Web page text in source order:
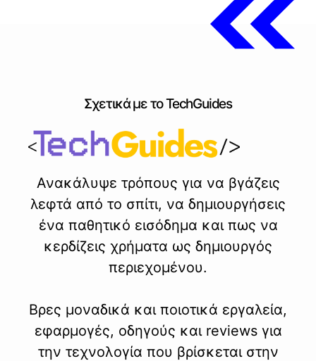
Σχετικά με το TechGuides
Ανακάλυψε τρόπους για να βγάζεις
λεφτά από το σπίτι, να δημιουργήσεις
ένα παθητικό εισόδημα και πως να
κερδίζεις χρήματα ως δημιουργός
περιεχομένου.
Βρες μοναδικά και ποιοτικά εργαλεία,
εφαρμογές, οδηγούς και reviews για
την τεχνολογία που βρίσκεται στην